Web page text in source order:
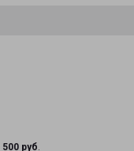
500 руб.